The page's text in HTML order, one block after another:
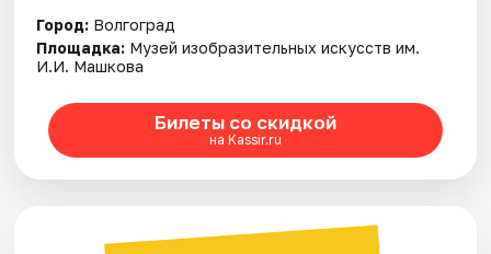
Город: Волгоград
Площадка: Музей изобразительных искусств им.
И.И. Машкова
Билеты со скидкой
на Kassir.ru